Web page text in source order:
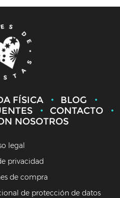
FÍSICA
BLOG
CONTACTO
NOSOTROS
legal
privacidad
de compra
de protección de datos